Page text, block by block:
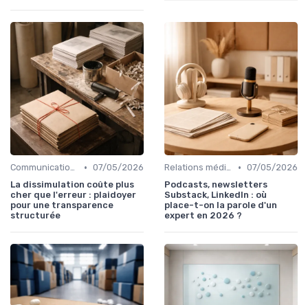
Communication corporate • 07/05/2026
La dissimulation coûte plus
cher que l'erreur : plaidoyer
pour une transparence
structurée
Relations médias & presse • 07/05/2026
Podcasts, newsletters
Substack, LinkedIn : où
place-t-on la parole d'un
expert en 2026 ?